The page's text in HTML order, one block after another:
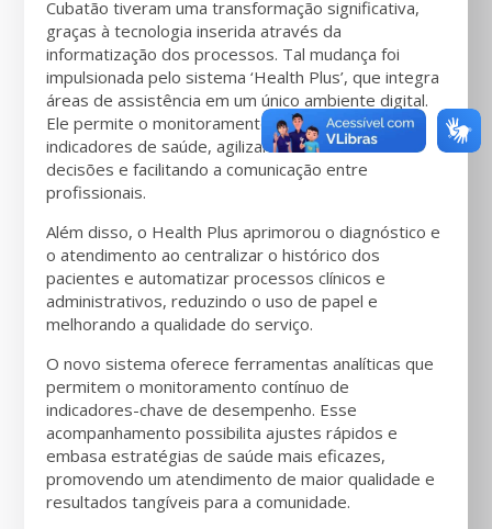
Cubatão tiveram uma transformação significativa,
graças à tecnologia inserida através da
informatização dos processos. Tal mudança foi
impulsionada pelo sistema ‘Health Plus’, que integra
áreas de assistência em um único ambiente digital.
Ele permite o monitoramento em tempo real de
indicadores de saúde, agilizando a tomada de
decisões e facilitando a comunicação entre
profissionais.
Além disso, o Health Plus aprimorou o diagnóstico e
o atendimento ao centralizar o histórico dos
pacientes e automatizar processos clínicos e
administrativos, reduzindo o uso de papel e
melhorando a qualidade do serviço.
O novo sistema oferece ferramentas analíticas que
permitem o monitoramento contínuo de
indicadores-chave de desempenho. Esse
acompanhamento possibilita ajustes rápidos e
embasa estratégias de saúde mais eficazes,
promovendo um atendimento de maior qualidade e
resultados tangíveis para a comunidade.